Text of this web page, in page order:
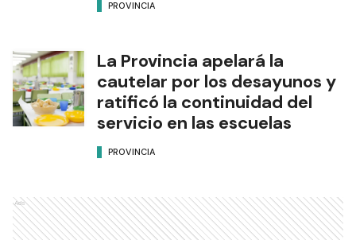
PROVINCIA
La Provincia apelará la
cautelar por los desayunos y
ratificó la continuidad del
servicio en las escuelas
PROVINCIA
Ads